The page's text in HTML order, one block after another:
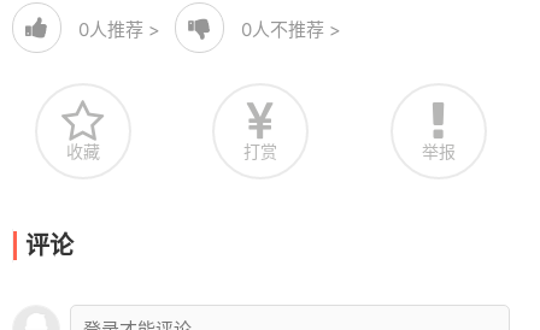
0人推荐 > 0人不推荐 >
收藏 打赏 举报
评论